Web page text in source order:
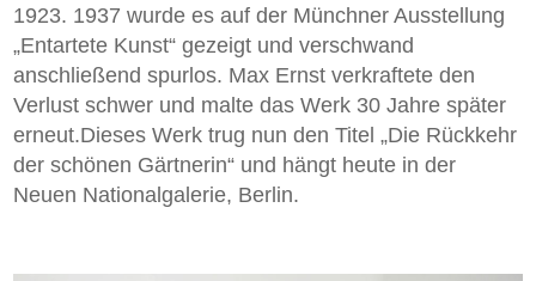
1923. 1937 wurde es auf der Münchner Ausstellung
„Entartete Kunst“ gezeigt und verschwand
anschließend spurlos. Max Ernst verkraftete den
Verlust schwer und malte das Werk 30 Jahre später
erneut.Dieses Werk trug nun den Titel „Die Rückkehr
der schönen Gärtnerin“ und hängt heute in der
Neuen Nationalgalerie, Berlin.